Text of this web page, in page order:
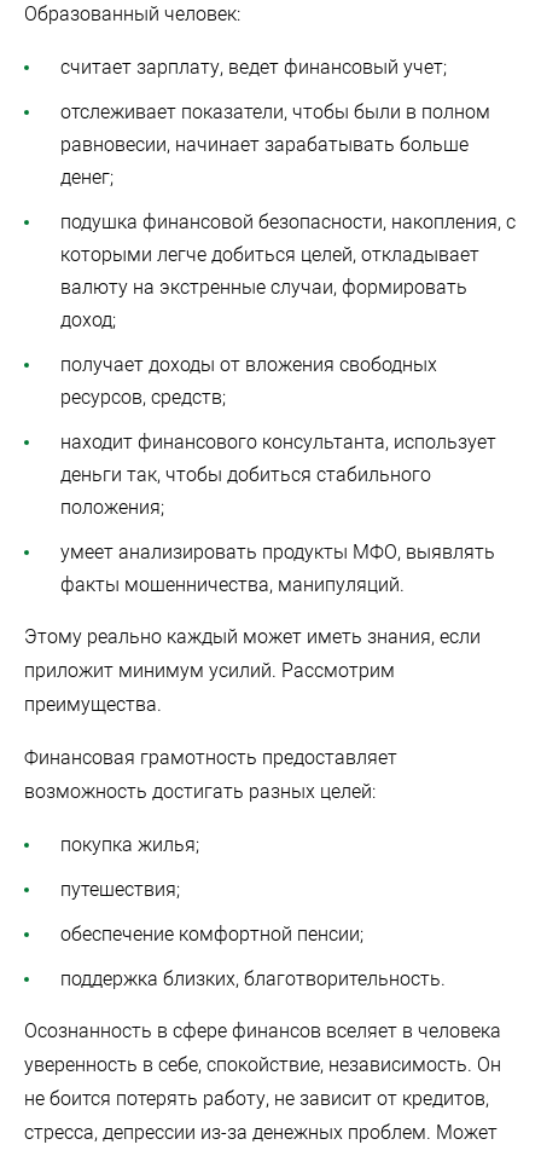
Образованный человек:
считает зарплату, ведет финансовый учет;
отслеживает показатели, чтобы были в полном
равновесии, начинает зарабатывать больше
денег;
подушка финансовой безопасности, накопления, с
которыми легче добиться целей, откладывает
валюту на экстренные случаи, формировать
доход;
получает доходы от вложения свободных
ресурсов, средств;
находит финансового консультанта, использует
деньги так, чтобы добиться стабильного
положения;
умеет анализировать продукты МФО, выявлять
факты мошенничества, манипуляций.
Этому реально каждый может иметь знания, если
приложит минимум усилий. Рассмотрим
преимущества.
Финансовая грамотность предоставляет
возможность достигать разных целей:
покупка жилья;
путешествия;
обеспечение комфортной пенсии;
поддержка близких, благотворительность.
Осознанность в сфере финансов вселяет в человека
уверенность в себе, спокойствие, независимость. Он
не боится потерять работу, не зависит от кредитов,
стресса, депрессии из-за денежных проблем. Может